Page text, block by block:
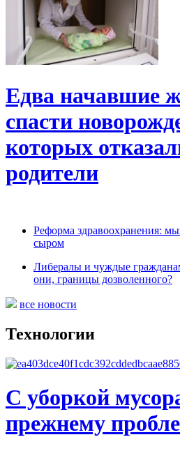
Едва начавшие
спасти
которых
родители
Реформа здравоохранения:
сыром
Либералы и чуждые
они, границы дозволенного?
все новости
Технологии
С уборкой
прежнему